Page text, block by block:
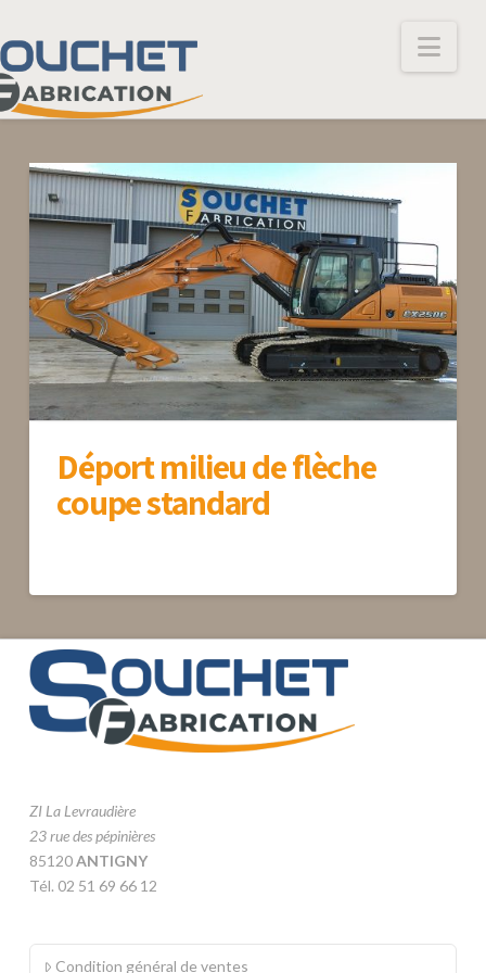
Déport milieu de flèche
coupe standard
ZI La Levraudière
23 rue des pépinières
85120ANTIGNY
Tél. 02 51 69 66 12
Condition général de ventes